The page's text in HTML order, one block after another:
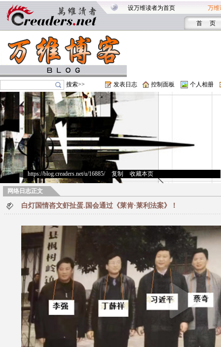
设万维读者为首页 万维
首 页
搜索>> 发表日志 控制面板 个人相册
https://blog.creaders.net/u/16885/> 复制 收藏本页
网络日志正文
白灯国情咨文虾扯蛋.国会通过《莱肯·莱利法案》！